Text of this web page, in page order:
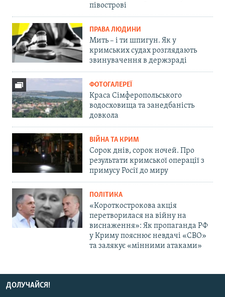
півострові
ПРАВА ЛЮДИНИ
Мить – і ти шпигун. Як у
кримських судах розглядають
звинувачення в держзраді
ФОТОГАЛЕРЕЇ
Краса Сімферопольського
водосховища та занедбаність
довкола
ВІЙНА ТА КРИМ
Сорок днів, сорок ночей. Про
результати кримської операції з
примусу Росії до миру
ПОЛІТИКА
«Короткострокова акція
перетворилася на війну на
виснаження»: Як пропаганда РФ
у Криму пояснює невдачі «СВО»
та залякує «мінними атаками»
ДОЛУЧАЙСЯ!